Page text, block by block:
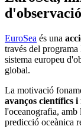
EuroSea és una
través del
sistema europeu
global.
La motivació
avanços científics
l'oceanografia, amb
predicció oceànica